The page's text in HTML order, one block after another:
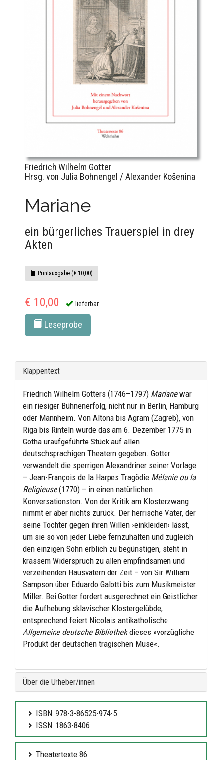
Friedrich Wilhelm Gotter
Hrsg. von Julia Bohnengel / Alexander Košenina
Mariane
ein bürgerliches Trauerspiel in drey
Akten
Printausgabe (€ 10,00)
€ 10,00 lieferbar
Leseprobe
Klappentext
Friedrich Wilhelm Gotters (1746–1797) Marianewar
ein riesiger Bühnenerfolg, nicht nur in Berlin, Hamburg
oder Mannheim. Von Altona bis Agram (Zagreb), von
Riga bis Rinteln wurde das am 6. Dezember 1775 in
Gotha uraufgeführte Stück auf allen
deutschsprachigen Theatern gegeben. Gotter
verwandelt die sperrigen Alexandriner seiner Vorlage
– Jean-François de la Harpes Tragödie Mélanie ou la
Religieuse(1770) – in einen natürlichen
Konversationston. Von der Kritik am Klosterzwang
nimmt er aber nichts zurück. Der herrische Vater, der
seine Tochter gegen ihren Willen ›einkleiden‹ lässt,
um sie so von jeder Liebe fernzuhalten und zugleich
den einzigen Sohn erblich zu begünstigen, steht in
krassem Widerspruch zu allen empfindsamen und
verzeihenden Hausvätern der Zeit – von Sir William
Sampson über Eduardo Galotti bis zum Musikmeister
Miller. Bei Gotter fordert ausgerechnet ein Geistlicher
die Aufhebung sklavischer Klostergelübde,
entsprechend feiert Nicolais antikatholische
Allgemeine deutsche Bibliothekdieses »vorzügliche
Produkt der deutschen tragischen Muse«.
Über die Urheber/innen
ISBN: 978-3-86525-974-5
ISSN: 1863-8406
Theatertexte 86